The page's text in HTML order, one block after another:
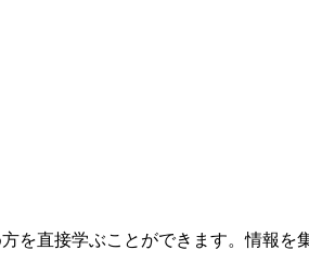
直接学ぶことができます。情報を